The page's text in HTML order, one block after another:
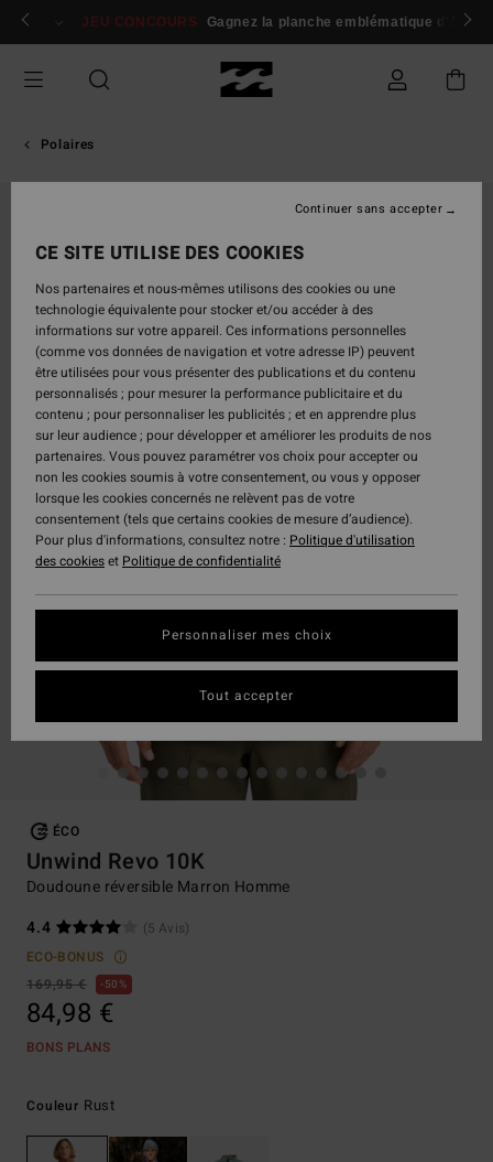
Passer
Se connecter / s'inscrire
JEU CONCOURS Gagnez la planche emblématique d'Andy
Polaires
ÉCO
Unwind Revo 10K
Doudoune réversible Marron Homme
4.4
(5 Avis)
ECO-BONUS
169,95 €
50%
84,98 €
BONS PLANS
Couleur Rust
CE SITE UTILISE DES COOKIES
Nos partenaires et nous-mêmes utilisons des cookies ou une
technologie équivalente pour stocker et/ou accéder à des
informations sur votre appareil. Ces informations personnelles
(comme vos données de navigation et votre adresse IP) peuvent
être utilisées pour vous présenter des publications et du contenu
personnalisés ; pour mesurer la performance publicitaire et du
contenu ; pour personnaliser les publicités ; et en apprendre plus
sur leur audience ; pour développer et améliorer les produits de nos
partenaires. Vous pouvez paramétrer vos choix pour accepter ou
non les cookies soumis à votre consentement, ou vous y opposer
lorsque les cookies concernés ne relèvent pas de votre
consentement (tels que certains cookies de mesure d’audience).
Pour plus d'informations, consultez notre : Politique d'utilisation
des cookieset Politique de confidentialité
Personnaliser mes choix
Continuer sans accepter
Tout accepter